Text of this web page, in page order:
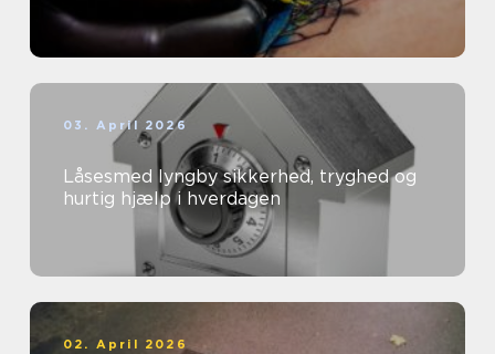
03. April 2026
Låsesmed lyngby sikkerhed, tryghed og
hurtig hjælp i hverdagen
02. April 2026